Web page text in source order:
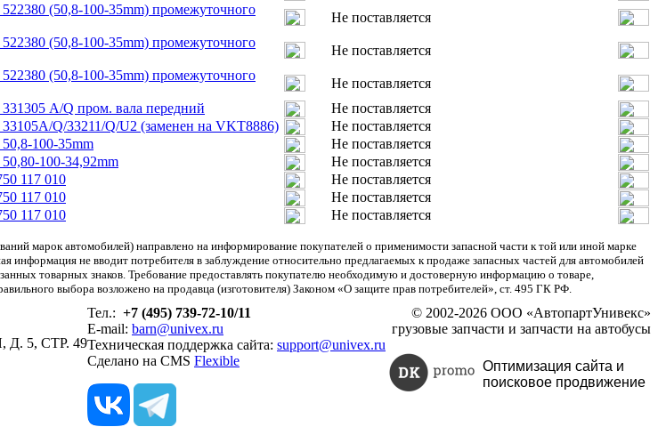
(50,8-100-35mm) промежуточного
Не поставляется
(50,8-100-35mm) промежуточного
Не поставляется
(50,8-100-35mm) промежуточного
Не поставляется
A/Q пром. вала передний
Не поставляется
Q/33211/Q/U2 (заменен на VKT8886)
Не поставляется
100-35mm
Не поставляется
100-34,92mm
Не поставляется
117 010
Не поставляется
117 010
Не поставляется
117 010 Не поставляется
марок автомобилей) направлено на информирование покупателей о применимости запасной части к той или иной марке
информация не вводит потребителя в заблуждение относительно предлагаемых к продаже запасных частей для автомобилей
товарных знаков. Требование предоставлять покупателю необходимую и достоверную информацию о товаре,
выбора возложено на продавца (изготовителя) Законом «О защите прав потребителей», ст. 495 ГК РФ.
5, СТР. 49
Тел.: +7 (495) 739-72-10/11
E-mail: barn@univex.ru
Техническая поддержка сайта: support@univex.ru
Сделано на CMS Flexible
© 2002-2026 ООО «АвтопартУнивекс»
грузовые запчасти и запчасти на автобусы
Оптимизация сайта и
поисковое продвижение